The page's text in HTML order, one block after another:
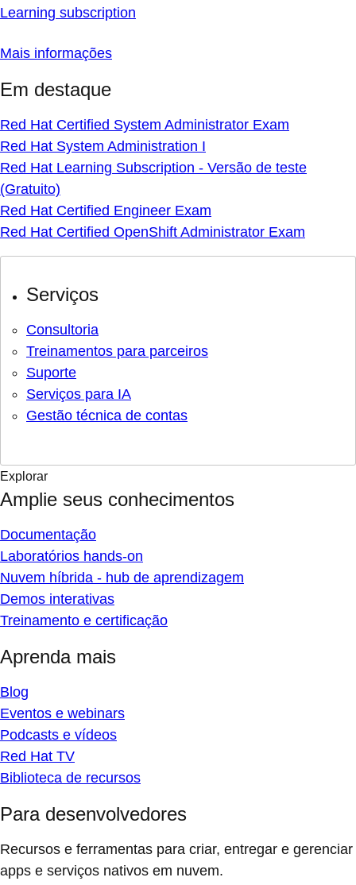
Learning subscription
Mais informações
Em destaque
Red Hat Certified System Administrator Exam
Red Hat System Administration I
Red Hat Learning Subscription - Versão de teste
(Gratuito)
Red Hat Certified Engineer Exam
Red Hat Certified OpenShift Administrator Exam
Serviços
Consultoria
Treinamentos para parceiros
Suporte
Serviços para IA
Gestão técnica de contas
Explorar
Amplie seus conhecimentos
Documentação
Laboratórios hands-on
Nuvem híbrida - hub de aprendizagem
Demos interativas
Treinamento e certificação
Aprenda mais
Blog
Eventos e webinars
Podcasts e vídeos
Red Hat TV
Biblioteca de recursos
Para desenvolvedores
Recursos e ferramentas para criar, entregar e gerenciar
apps e serviços nativos em nuvem.